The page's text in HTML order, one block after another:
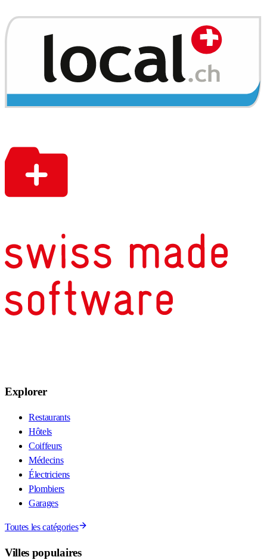
Explorer
Restaurants
Hôtels
Coiffeurs
Médecins
Électriciens
Plombiers
Garages
Toutes les catégories
Villes populaires